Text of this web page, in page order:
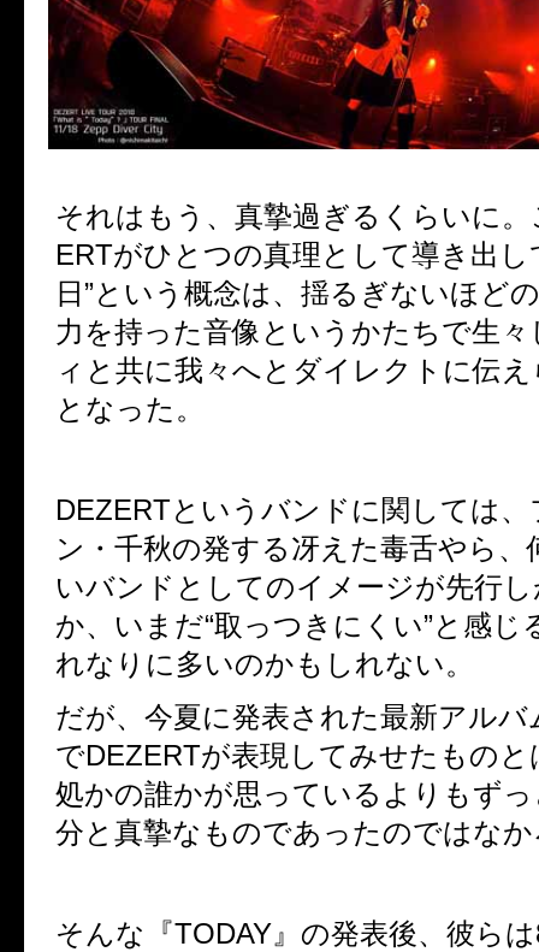
それはもう、真摯過ぎるくらいに
ERTがひとつの真理として導き出し
日 ”という概念は、 揺るぎないほど
力を持った音像というかたちで生
ィと共に我々へとダイレクトに伝
となった。
DEZERTというバンドに関しては
ン・千秋の発する冴えた毒舌やら、
いバンドとしてのイメージが先行
か、 いまだ“取っつきにくい”と感じ
れなりに多いのかもしれない。
だが、今夏に発表された最新アルバ
でDEZERTが表現してみせたものと
処かの誰かが思っているよりもず
分と真摯なものであったのではな
そんな『TODAY 』の発表後、彼らは